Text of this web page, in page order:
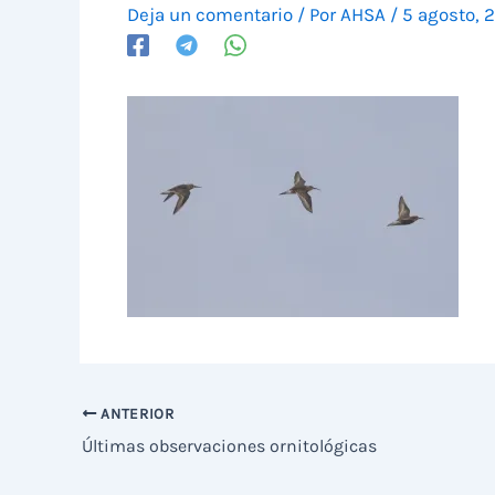
Deja un comentario / Por AHSA / 5 agosto,
ANTERIOR
Últimas observaciones ornitológicas